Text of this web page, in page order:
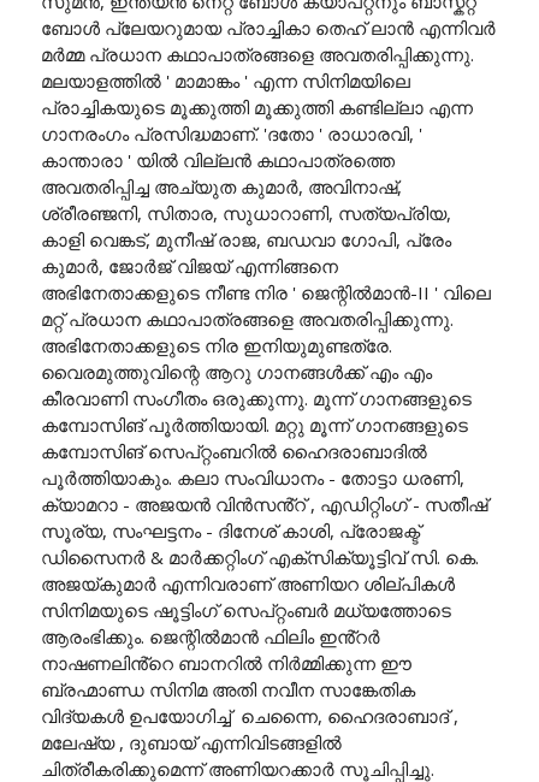
ബോൾ പ്ലേയറുമായ പ്രാച്ചികാ തെഹ് ലാൻ എന്നിവർ
മർമ്മ പ്രധാന കഥാപാത്രങ്ങളെ അവതരിപ്പിക്കുന്നു.
മലയാളത്തിൽ ' മാമാങ്കം ' എന്ന സിനിമയിലെ
പ്രാച്ചികയുടെ മൂക്കുത്തി മൂക്കുത്തി കണ്ടില്ലാ എന്ന
ഗാനരംഗം പ്രസിദ്ധമാണ്. 'ദതോ ' രാധാരവി, '
കാന്താരാ ' യിൽ വില്ലൻ കഥാപാത്രത്തെ
അവതരിപ്പിച്ച അച്യുത കുമാർ, അവിനാഷ്,
ശ്രീരഞ്ജനി, സിതാര, സുധാറാണി, സത്യപ്രിയ,
കാളി വെങ്കട്, മുനീഷ് രാജ, ബഡവാ ഗോപി, പ്രേം
കുമാർ, ജോർജ് വിജയ് എന്നിങ്ങനെ
അഭിനേതാക്കളുടെ നീണ്ട നിര ' ജെന്റിൽമാൻ-II ' വിലെ
മറ്റ് പ്രധാന കഥാപാത്രങ്ങളെ അവതരിപ്പിക്കുന്നു.
അഭിനേതാക്കളുടെ നിര ഇനിയുമുണ്ടത്രേ.
വൈരമുത്തുവിന്റെ ആറു ഗാനങ്ങൾക്ക് എം എം
കീരവാണി സംഗീതം ഒരുക്കുന്നു. മൂന്ന് ഗാനങ്ങളുടെ
കമ്പോസിങ് പൂർത്തിയായി. മറ്റു മൂന്ന് ഗാനങ്ങളുടെ
കമ്പോസിങ് സെപ്റ്റംബറിൽ ഹൈദരാബാദിൽ
പൂർത്തിയാകും. കലാ സംവിധാനം - തോട്ടാ ധരണി,
ക്യാമറാ - അജയൻ വിൻസൻ്റ് , എഡിറ്റിംഗ് - സതീഷ്
സൂര്യ, സംഘട്ടനം - ദിനേശ് കാശി, പ്രോജക്ട്
ഡിസൈനർ & മാർക്കറ്റിംഗ് എക്സിക്യൂട്ടിവ് സി. കെ.
അജയ്കുമാർ എന്നിവരാണ് അണിയറ ശില്പികൾ
സിനിമയുടെ ഷൂട്ടിംഗ് സെപ്റ്റംബർ മധ്യത്തോടെ
ആരംഭിക്കും. ജെന്റിൽമാൻ ഫിലിം ഇൻ്റർ
നാഷണലിൻ്റെ ബാനറിൽ നിർമ്മിക്കുന്ന ഈ
ബ്രഹ്മാണ്ഡ സിനിമ അതി നവീന സാങ്കേതിക
വിദ്യകൾ ഉപയോഗിച്ച് ചെന്നൈ, ഹൈദരാബാദ് ,
മലേഷ്യ , ദുബായ് എന്നിവിടങ്ങളിൽ
ചിത്രീകരിക്കുമെന്ന് അണിയറക്കാർ സൂചിപ്പിച്ചു.